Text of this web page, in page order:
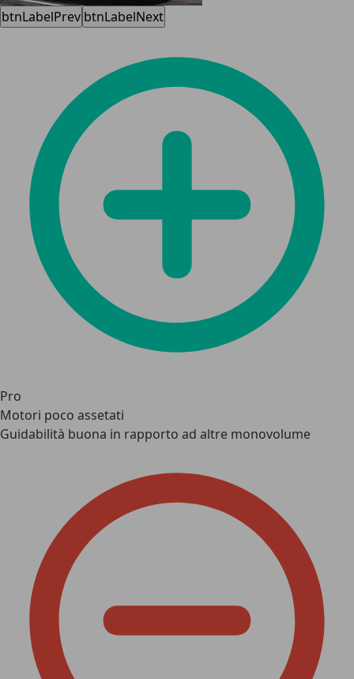
btnLabelPrev btnLabelNext
Pro
Motori poco assetati
Guidabilità buona in rapporto ad altre monovolume